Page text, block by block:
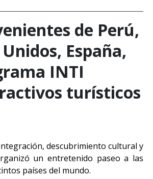
de Perú,
España,
INTI
turísticos
descubrimiento cultural y
un entretenido paseo a las
países del mundo.